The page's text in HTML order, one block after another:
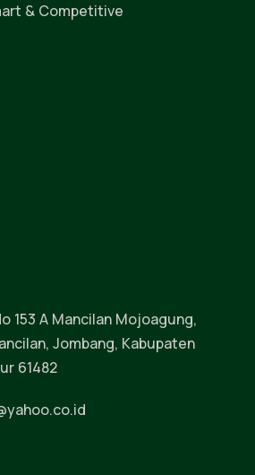
& Competitive
153 A Mancilan Mojoagung,
Jombang, Kabupaten
61482